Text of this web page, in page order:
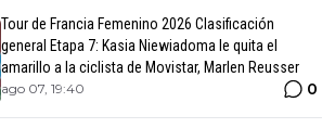
Tour de Francia Femenino 2026 Clasificación
general Etapa 7: Kasia Niewiadoma le quita el
amarillo a la ciclista de Movistar, Marlen Reusser
ago 07, 19:40 0